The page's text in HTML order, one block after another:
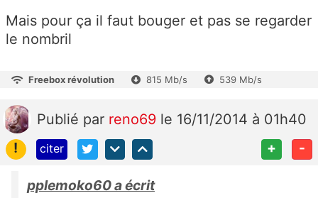
Mais pour ça il faut bouger et pas se regarder
le nombril
Freebox révolution 815 Mb/s 539 Mb/s
Publié par reno69 le 16/11/2014 à 01h40
!
citer + -
pplemoko60 a écrit